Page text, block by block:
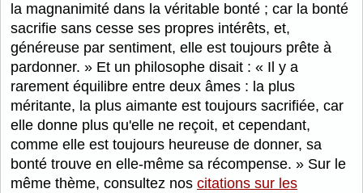
la magnanimité dans la véritable bonté ; car la bonté
sacrifie sans cesse ses propres intérêts, et,
généreuse par sentiment, elle est toujours prête à
pardonner.
Et un philosophe disait :
Il y a
rarement équilibre entre deux âmes : la plus
méritante, la plus aimante est toujours sacrifiée, car
elle donne plus qu'elle ne reçoit, et cependant,
comme elle est toujours heureuse de donner, sa
bonté trouve en elle-même sa récompense.
Sur le
même thème, consultez nos citations sur les